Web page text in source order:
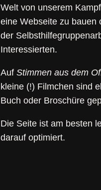
Welt von unserem
eine Webseite zu bauen
der
Interessierten.
AufStimmen aus dem
kleine (!) Filmchen sind
Buch oder Broschüre
Die Seite ist am besten
darauf optimiert.